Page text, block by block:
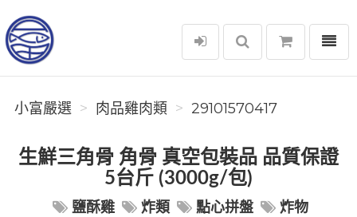
小富嚴選
選單
小富嚴選 肉品雞肉類 29101570417
生鮮三角骨 角骨 真空包裝品 品質保證
5台斤 (3000g/包)
鹽酥雞 炸類 點心拼盤 炸物